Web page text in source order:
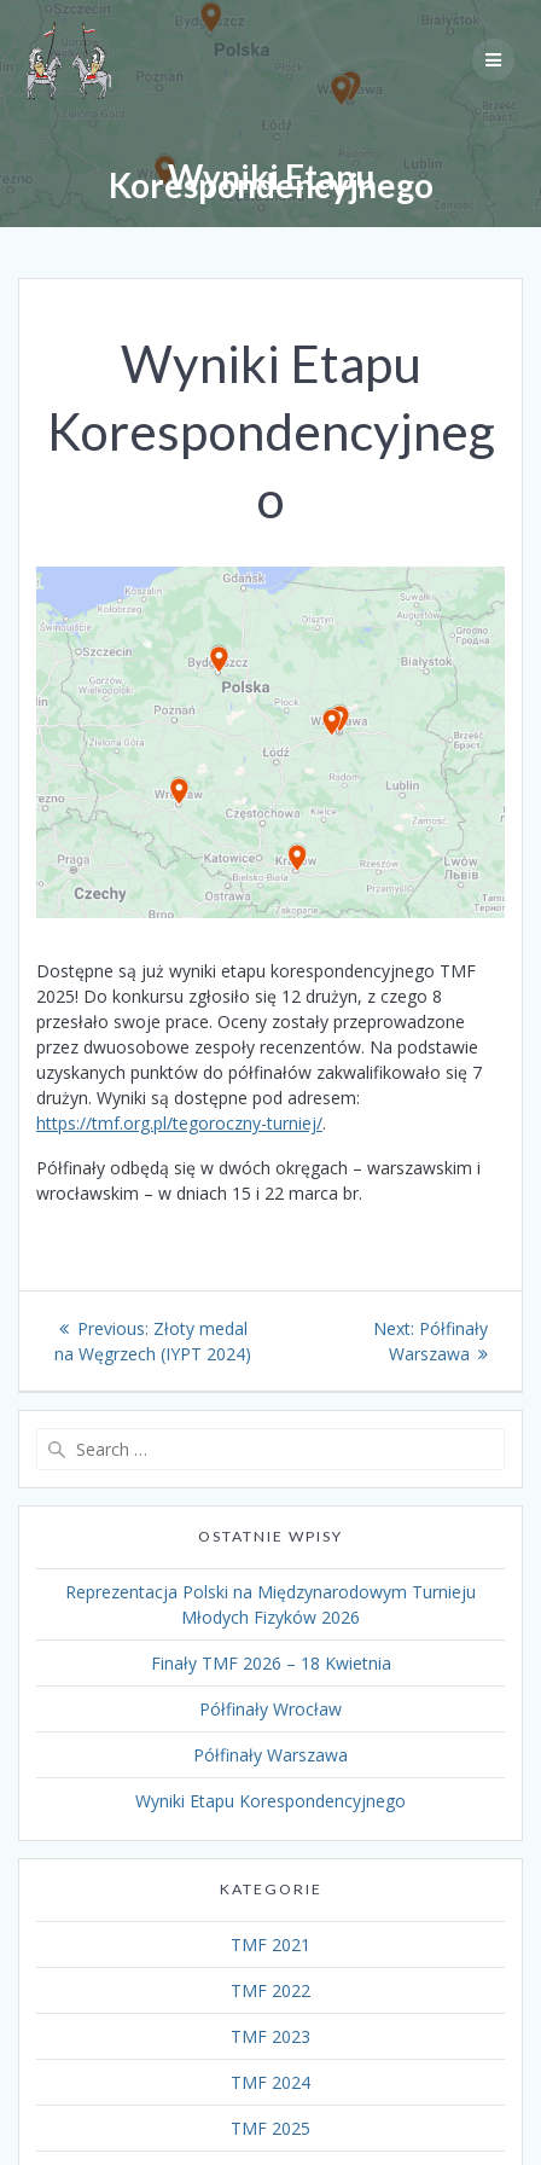
content
Wyniki Etapu
Korespondencyjnego
Wyniki Etapu
Korespondencyjneg
o
Dostępne są już wyniki etapu korespondencyjnego TMF
2025! Do konkursu zgłosiło się 12 drużyn, z czego 8
przesłało swoje prace. Oceny zostały przeprowadzone
przez dwuosobowe zespoły recenzentów. Na podstawie
uzyskanych punktów do półfinałów zakwalifikowało się 7
drużyn. Wyniki są dostępne pod adresem:
https://tmf.org.pl/tegoroczny-turniej/.
Półfinały odbędą się w dwóch okręgach – warszawskim i
wrocławskim – w dniach 15 i 22 marca br.
Nawigacja
wpisu
Previous: Previous
post:
Złoty medal
na Węgrzech (IYPT 2024)
Next: Next
post:
Półfinały
Warszawa
OSTATNIE WPISY
Reprezentacja Polski na Międzynarodowym Turnieju
Młodych Fizyków 2026
Finały TMF 2026 – 18 Kwietnia
Półfinały Wrocław
Półfinały Warszawa
Wyniki Etapu Korespondencyjnego
KATEGORIE
TMF 2021
TMF 2022
TMF 2023
TMF 2024
TMF 2025